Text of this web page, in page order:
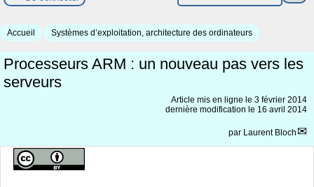
Accueil Systèmes d’exploitation, architecture des ordinateurs
Processeurs ARM : un nouveau pas vers les
serveurs
Article mis en ligne le 3 février 2014
dernière modification le 16 avril 2014
par Laurent Bloch